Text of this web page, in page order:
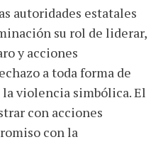
autoridades estatales
su rol de liderar,
y acciones
a toda forma de
violencia simbólica. El
con acciones
con la